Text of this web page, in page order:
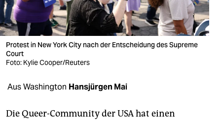
shop
fragen & hilfe
unterstützen
genossenschaft
epaper login
Protest in New York City nach der Entscheidung des Supreme
Court
Foto: Kylie Cooper/Reuters
Aus Washington Hansjürgen Mai
Die Queer-Community der USA hat einen